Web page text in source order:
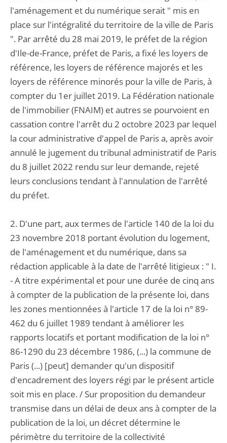
l'aménagement et du numérique serait " mis en
place sur l'intégralité du territoire de la ville de Paris
". Par arrêté du 28 mai 2019, le préfet de la région
d'Ile-de-France, préfet de Paris, a fixé les loyers de
référence, les loyers de référence majorés et les
loyers de référence minorés pour la ville de Paris, à
compter du 1er juillet 2019. La Fédération nationale
de l'immobilier (FNAIM) et autres se pourvoient en
cassation contre l'arrêt du 2 octobre 2023 par lequel
la cour administrative d'appel de Paris a, après avoir
annulé le jugement du tribunal administratif de Paris
du 8 juillet 2022 rendu sur leur demande, rejeté
leurs conclusions tendant à l'annulation de l'arrêté
du préfet.
2. D'une part, aux termes de l'article 140 de la loi du
23 novembre 2018 portant évolution du logement,
de l'aménagement et du numérique, dans sa
rédaction applicable à la date de l'arrêté litigieux : " I.
- A titre expérimental et pour une durée de cinq ans
à compter de la publication de la présente loi, dans
les zones mentionnées à l'article 17 de la loi n° 89-
462 du 6 juillet 1989 tendant à améliorer les
rapports locatifs et portant modification de la loi n°
86-1290 du 23 décembre 1986, (...) la commune de
Paris (...) [peut] demander qu'un dispositif
d'encadrement des loyers régi par le présent article
soit mis en place. / Sur proposition du demandeur
transmise dans un délai de deux ans à compter de la
publication de la loi, un décret détermine le
périmètre du territoire de la collectivité